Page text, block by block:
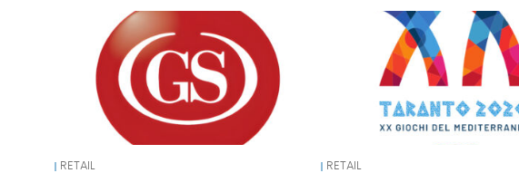
RETAIL RETAIL